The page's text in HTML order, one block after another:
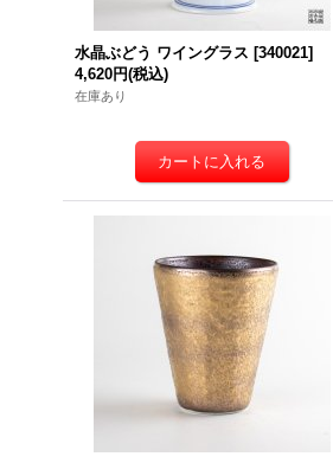
水晶ぶどう ワイングラス [340021]
4,620円(税込)
在庫あり